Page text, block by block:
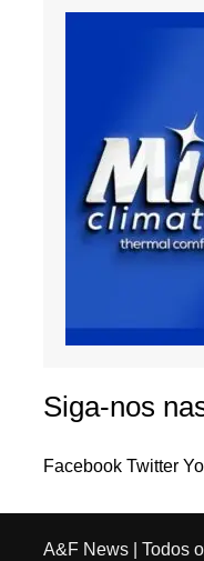
Siga-nos
Facebook Twitter
A&F News| Todos